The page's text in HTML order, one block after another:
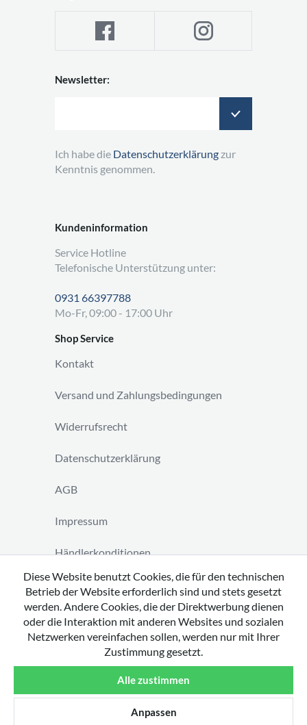
Kundeninformation
Service Hotline
Telefonische Unterstützung unter:
0931 66397788
Mo-Fr, 09:00 - 17:00 Uhr
Shop Service
Kontakt
Versand und Zahlungsbedingungen
Widerrufsrecht
Datenschutzerklärung
AGB
Impressum
Händlerkonditionen
Vertrag widerrufen
Newsletter:
Ich habe die Datenschutzerklärung zur
Kenntnis genommen.
Diese Website benutzt Cookies, die für den technischen
Betrieb der Website erforderlich sind und stets gesetzt
werden. Andere Cookies, die der Direktwerbung dienen
oder die Interaktion mit anderen Websites und sozialen
Netzwerken vereinfachen sollen, werden nur mit Ihrer
Zustimmung gesetzt.